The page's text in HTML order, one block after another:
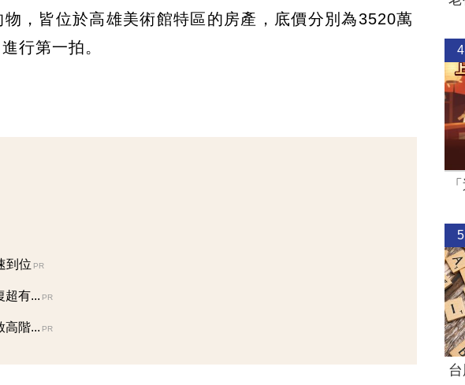
，皆位於高雄美術館特區的房產，底價分別為3520萬
行第一拍。
到位 PR
超有... PR
高階... PR
4
5